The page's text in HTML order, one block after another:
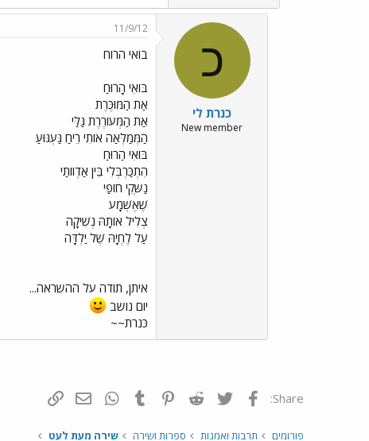
כ
כנרת לי
New member
11/9/12
בואי הרוח
בּוֹאִי הָרוּחַ
אַת הַמּוּכֶּרֶת
אַת הַמְּעוֹרֶרֶת גַּלַּי
הַמְּמַלְּאַה אוֹתִי רֵיחַ גַּעְגּוּעַ
בּוֹאִי הַרוּחַ
הִתְכַּרְבְּלִי בֵּין אַדְווֹתַי
נַשְּקִי חוֹפַי
שֶׁאֶשְׁמָע
צְלִיל אוֹתָהּ נְשִׁיקָה
עַל לֶחְיָהּ שֶׁל יַלְדָּה
איתן, תודה על ההשראה...
יום נושב
כּנרת~~
Share: פייסבוק Twitter
Reddit
Pinterest
Tumblr
WhatsAppדואר אלקטרוני
פורומים תרבות ואמנות ספרות ושירה שירה מעת לעט